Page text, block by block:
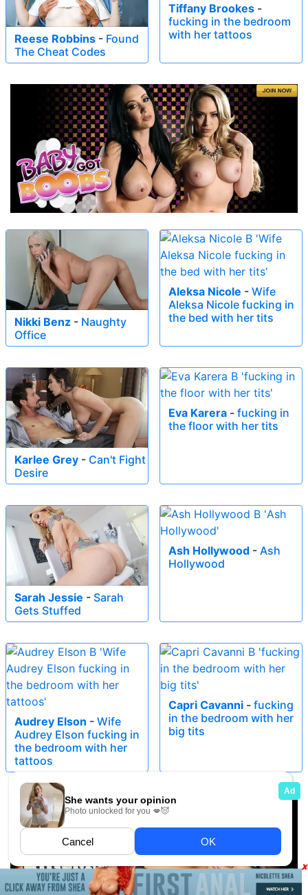
Reese Robbins - Found
The Cheat Codes
Tiffany Brookes -
fucking in the bedroom
with her tattoos
Nikki Benz - Naughty
Office
Aleksa Nicole - Wife
Aleksa Nicole fucking in
the bed with her tits
Karlee Grey - Can't Fight
Desire
Eva Karera - fucking in
the floor with her tits
Sarah Jessie - Sarah
Gets Stuffed
Ash Hollywood - Ash
Hollywood
Audrey Elson - Wife
Audrey Elson fucking in
the bedroom with her
tattoos
Capri Cavanni - fucking
in the bedroom with her
big tits